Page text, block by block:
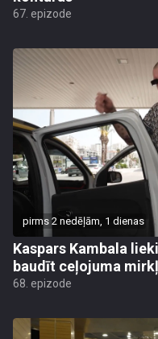
67. epizode
pirms 2 nedēļām, 1 dienas
Kaspars Kambala
baudīt ceļojuma
68. epizode